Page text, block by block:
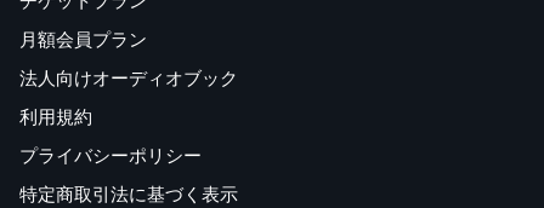
月額会員プラン
法人向けオーディオブック
利用規約
プライバシーポリシー
特定商取引法に基づく表示